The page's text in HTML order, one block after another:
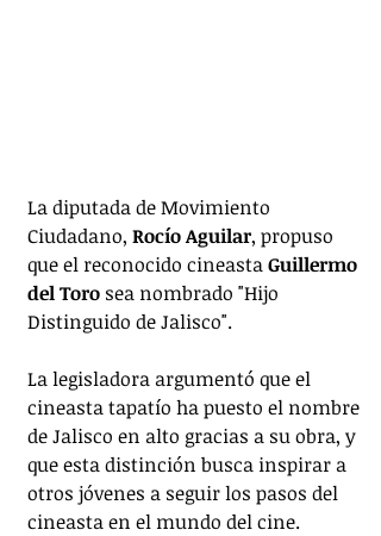
La diputada de Movimiento
Ciudadano, Rocío Aguilar, propuso
que el reconocido cineasta Guillermo
del Toro sea nombrado "Hijo
Distinguido de Jalisco".
La legisladora argumentó que el
cineasta tapatío ha puesto el nombre
de Jalisco en alto gracias a su obra, y
que esta distinción busca inspirar a
otros jóvenes a seguir los pasos del
cineasta en el mundo del cine.